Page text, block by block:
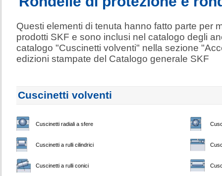
Questi elementi di tenuta hanno fatto parte per
prodotti SKF e sono inclusi nel catalogo degli
catalogo "Cuscinetti volventi" nella sezione
edizioni stampate del Catalogo generale SKF
Cuscinetti volventi
Cuscinetti radiali a sfere
Cuscinetti a rulli cilindrici
Cuscinetti a rulli conici